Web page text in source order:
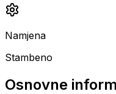
Namjena
Stambeno
Osnovne